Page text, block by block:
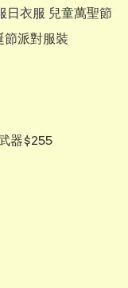
日衣服 兒童萬聖節
派對服裝
器$255